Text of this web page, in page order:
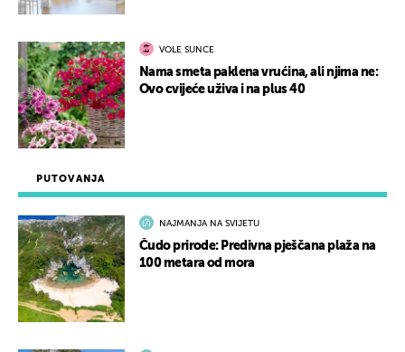
PUTOVANJA
NAJMANJA NA SVIJETU
Čudo prirode: Predivna pješčana plaža na
100 metara od mora
VOLE SUNCE
Nama smeta paklena vrućina, ali njima ne:
Ovo cvijeće uživa i na plus 40